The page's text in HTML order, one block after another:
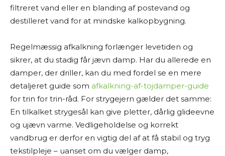
filtreret vand eller en blanding af postevand og
destilleret vand for at mindske kalkopbygning.
Regelmæssig afkalkning forlænger levetiden og
sikrer, at du stadig får jævn damp. Har du allerede en
damper, der driller, kan du med fordel se en mere
detaljeret guide som afkalkning-af-tojdamper-guide
for trin for trin-råd. For strygejern gælder det samme:
En tilkalket strygesål kan give pletter, dårlig glideevne
og ujævn varme. Vedligeholdelse og korrekt
vandbrug er derfor en vigtig del af at få stabil og tryg
tekstilpleje – uanset om du vælger damp,